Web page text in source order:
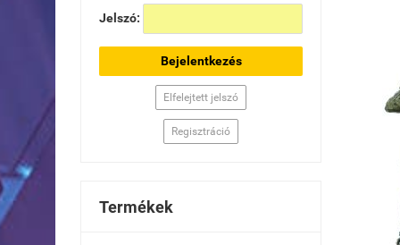
Jelszó:
Bejelentkezés
Elfelejtett jelszó
Regisztráció
Termékek